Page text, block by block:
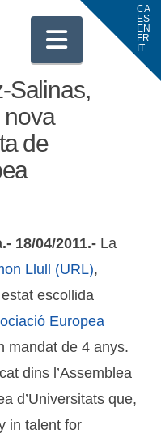
Salinas,
nova
de
18/04/2011.- La
Llull (URL),
escollida
Europea
mandat de 4 anys.
dins l’Assemblea
d’Universitats que,
in talent for